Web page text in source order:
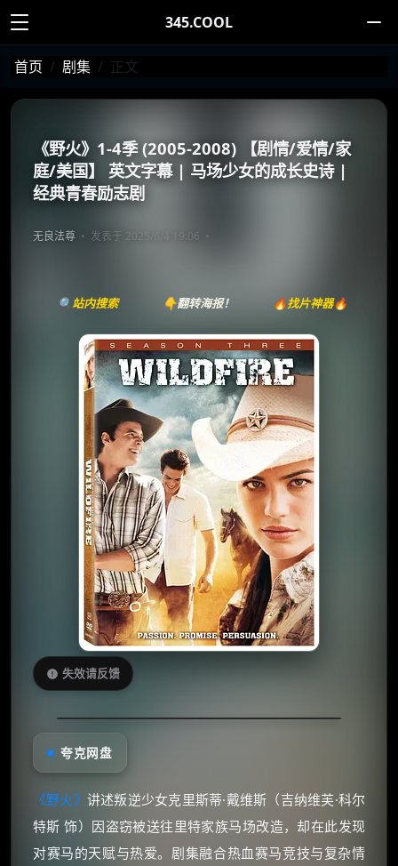
345.COOL
首页 剧集 正文
《野火》1-4季 (2005-2008) 【剧情/爱情/家
庭/美国】 英文字幕 | 马场少女的成长史诗 |
经典青春励志剧
无良法尊 发表于 2025/6/4 19:06
🔍站内搜索 👇翻转海报！ 🔥找片神器🔥
失效请反馈
夸克网盘
《野火》 讲述叛逆少女克里斯蒂·戴维斯（吉纳维芙·科尔
特斯 饰）因盗窃被送往里特家族马场改造，却在此发现
对赛马的天赋与热爱。剧集融合热血赛马竞技与复杂情